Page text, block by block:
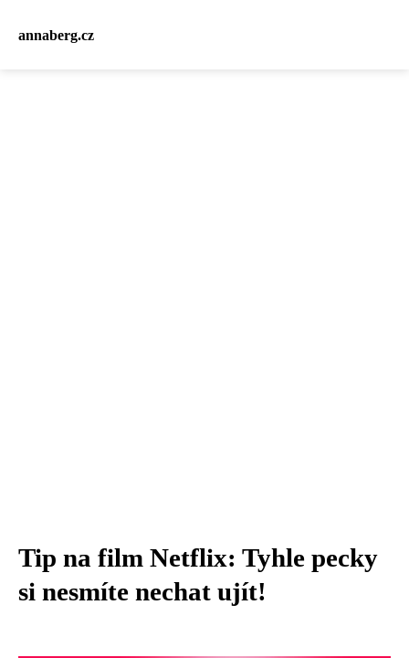
annaberg.cz
Tip na film Netflix: Tyhle pecky
si nesmíte nechat ujít!